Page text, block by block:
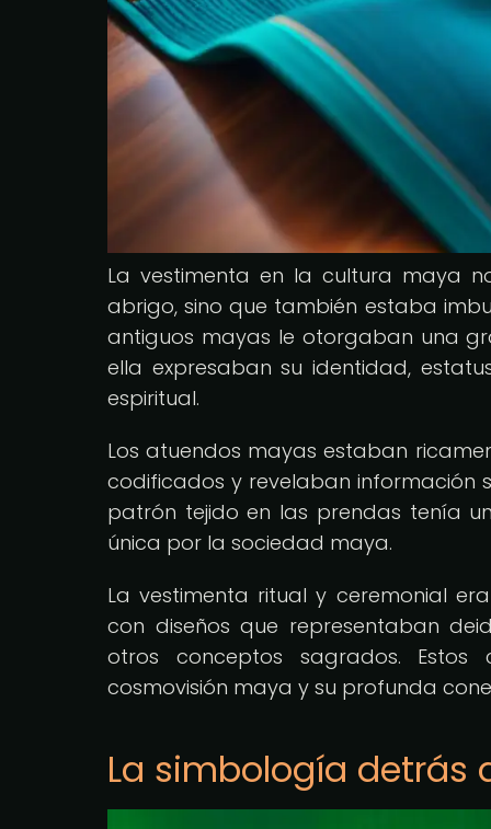
La vestimenta en la cultura maya
abrigo, sino que también estaba
antiguos mayas le otorgaban una
ella expresaban su identidad,
espiritual.
Los atuendos mayas estaban
codificados y revelaban información
patrón tejido en las prendas tenía
única por la sociedad maya.
La vestimenta ritual y ceremonial
con diseños que representaban
otros conceptos sagrados.
cosmovisión maya y su profunda
La simbología detrás